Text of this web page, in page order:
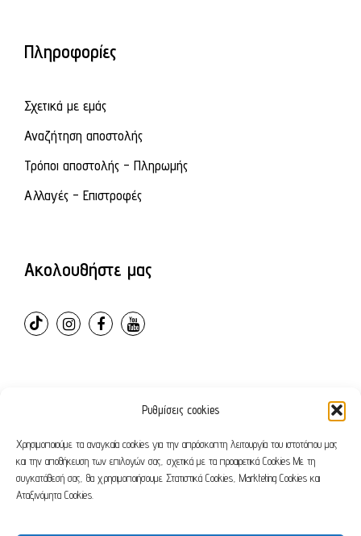
Ρυθμίσεις cookies
Χρησιμοποιούμε τα αναγκαία cookies για την απρόσκοπτη λειτουργία του ιστοτόπου μας
και την αποθήκευση των επιλογών σας, σχετικά με τα προαιρετικά Cookies Με τη
συγκατάθεσή σας, θα χρησιμοποιήσουμε Στατιστικά Cookies, Markteting Cookies και
Αταξινόμητα Cookies.
Πληροφορίες
Σχετικά με εμάς
Αναζήτηση αποστολής
Τρόποι αποστολής - Πληρωμής
Αλλαγές - Επιστροφές
Ακολουθήστε μας
© 2024 – ovvioanatomic. All Rights Reserved. E-shop
developed by Webleaders.gr